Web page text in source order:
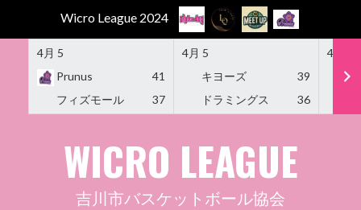
Wicro League 2024
4月 5
Prunus
41
フィズモール
37
4月 5
キヨーズ
39
ドラミングス
36
4月 5
WICRO LEAGUE
吉川市バスケットボール協会